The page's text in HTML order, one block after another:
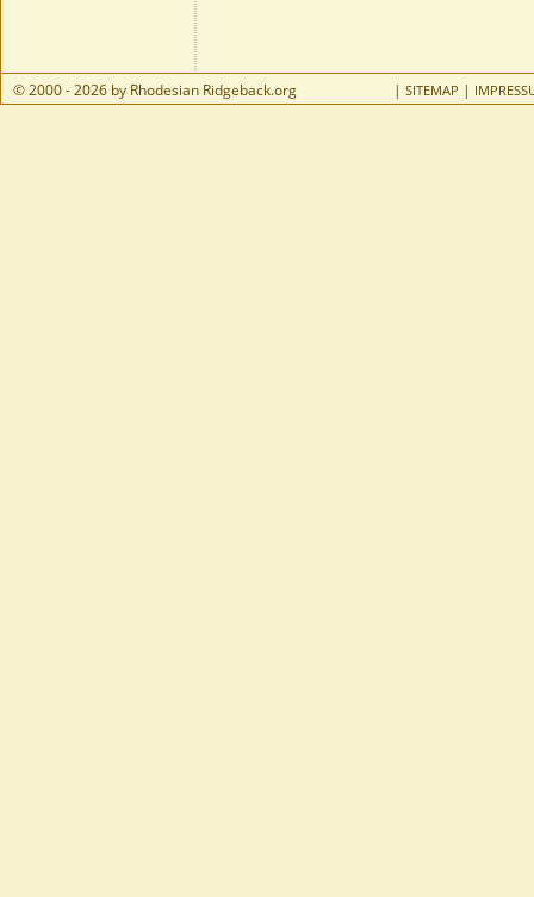
© 2000 - 2026 by Rhodesian Ridgeback.org | SITEMAP |